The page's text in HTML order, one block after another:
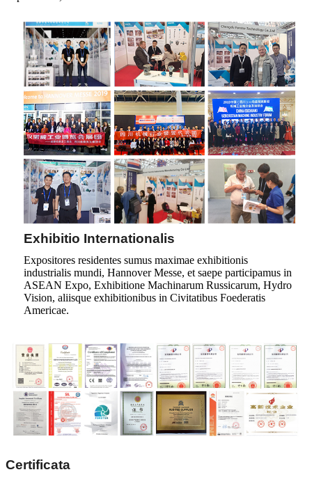
Exhibitio Internationalis
Expositores residentes sumus maximae exhibitionis
industrialis mundi, Hannover Messe, et saepe participamus in
ASEAN Expo, Exhibitione Machinarum Russicarum, Hydro
Vision, aliisque exhibitionibus in Civitatibus Foederatis
Americae.
Certificata